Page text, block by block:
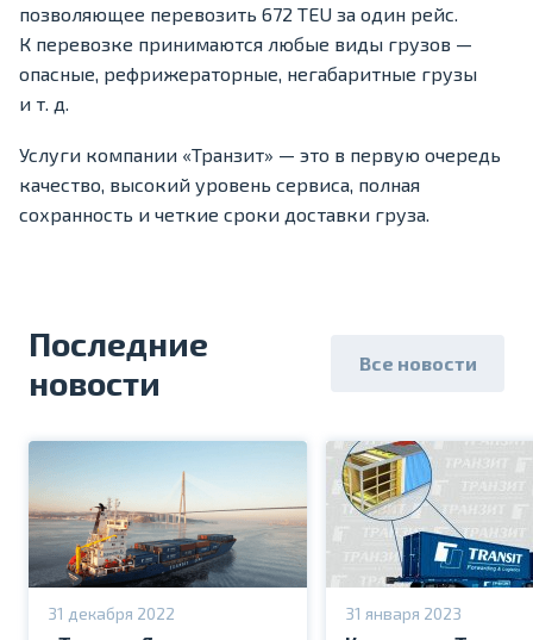
позволяющее перевозить 672 TEU за один рейс.
К перевозке принимаются любые виды грузов —
опасные, рефрижераторные, негабаритные грузы
и т. д.
Услуги компании «Транзит» — это в первую очередь
качество, высокий уровень сервиса, полная
сохранность и четкие сроки доставки груза.
Последние
новости
Все новости
31 декабря 2022 31 января 2023